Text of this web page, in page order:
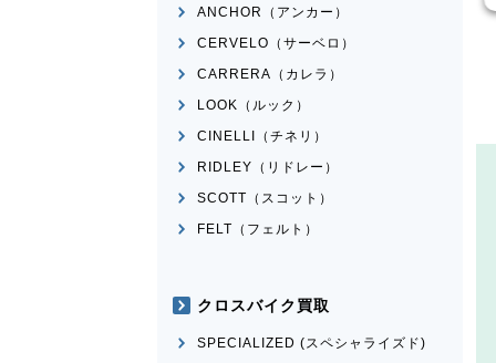
ANCHOR（アンカー）
CERVELO（サーベロ）
CARRERA（カレラ）
LOOK（ルック）
CINELLI（チネリ）
RIDLEY（リドレー）
SCOTT（スコット）
FELT（フェルト）
クロスバイク買取
SPECIALIZED (スペシャライズド)